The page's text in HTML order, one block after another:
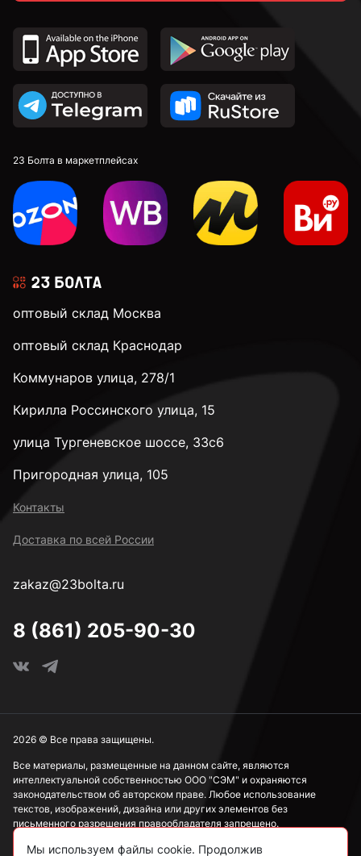
М8
23 Болта в маркетплейсах
оптовый склад Москва
оптовый склад Краснодар
Коммунаров улица, 278/1
Кирилла Россинского улица, 15
улица Тургеневское шоссе, 33с6
Пригородная улица, 105
Контакты
Доставка по всей России
zakaz@23bolta.ru
8 (861) 205-90-30
Все материалы, размещенные на данном сайте, являются
интеллектуальной собственностью ООО "СЭМ" и охраняются
законодательством об авторском праве. Любое использование
текстов, изображений, дизайна или других элементов без
письменного разрешения правообладателя запрещено.
Информация, представленная на сайте, носит исключительно
2026 © Все права защищены.
Мы используем файлы cookie. Продолжив